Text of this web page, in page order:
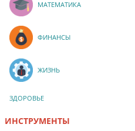
МАТЕМАТИКА
ФИНАНСЫ
ЖИЗНЬ
ЗДОРОВЬЕ
ИНСТРУМЕНТЫ